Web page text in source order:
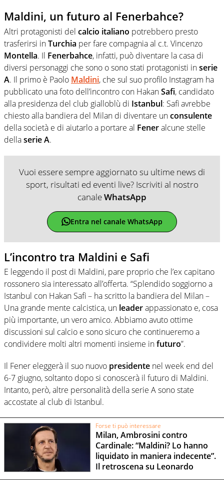
Maldini, un futuro al Fenerbahce?
Altri protagonisti del calcio italiano potrebbero presto
trasferirsi inTurchia per fare compagnia al c.t. Vincenzo
Montella. Il Fenerbahce, infatti, può diventare la casa di
diversi personaggi che sono o sono stati protagonisti inserie
A. Il primo è Paolo Maldini, che sul suo profilo Instagram ha
pubblicato una foto dell’incontro con HakanSafi, candidato
alla presidenza del club gialloblù di Istanbul: Safi avrebbe
chiesto alla bandiera del Milan di diventare unconsulente
della società e di aiutarlo a portare al Feneralcune stelle
dellaserie A.
Vuoi essere sempre aggiornato su ultime news di
sport, risultati ed eventi live? Iscriviti al nostro
canaleWhatsApp
Entra nel canale WhatsApp
L’incontro tra Maldini e Safi
E leggendo il post di Maldini, pare proprio che l’ex capitano
rossonero sia interessato all’offerta. “Splendido soggiorno a
Istanbul con Hakan Safi – ha scritto la bandiera del Milan–
Una grande mente calcistica, un leaderappassionato e, cosa
più importante, un vero amico. Abbiamo avuto ottime
discussioni sul calcio e sono sicuro che continueremo a
condividere molti altri momenti insieme infuturo”.
Il Fener eleggerà il suo nuovo presidente nel week end del
6-7 giugno, soltanto dopo si conoscerà il futuro di Maldini.
Intanto, però, altre personalità della serie A sono state
accostate al club di Istanbul.
Forse ti può interessare
Milan, Ambrosini contro
Cardinale: “Maldini? Lo hanno
liquidato in maniera indecente”.
Il retroscena su Leonardo